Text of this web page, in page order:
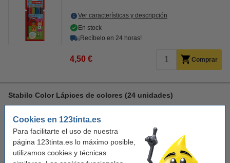
Cookies en 123tinta.es
Para facilitarte el uso de nuestra
página 123tinta.es lo máximo posible,
utilizamos cookies y técnicas
Ver características y descripción
En stock
¡Recíbelo en 24 horas!
4,50 € Comprar
Stabilo Color Lápices de colores (24 unidades)
Ver características y descripción
En stock
¡Recíbelo en 24 horas!